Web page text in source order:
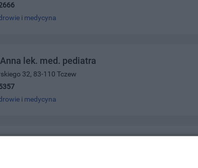
i medycyna
lek. med. pediatra
32, 83-110 Tczew
i medycyna
3, 83-110 Tczew